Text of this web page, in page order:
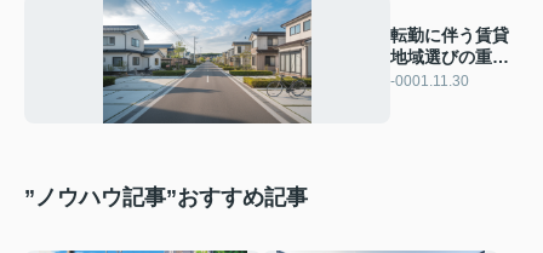
転勤に伴う賃貸
地域選びの重要
性！おすすめ地
-0001.11.30
”ノウハウ記事”おすすめ記事